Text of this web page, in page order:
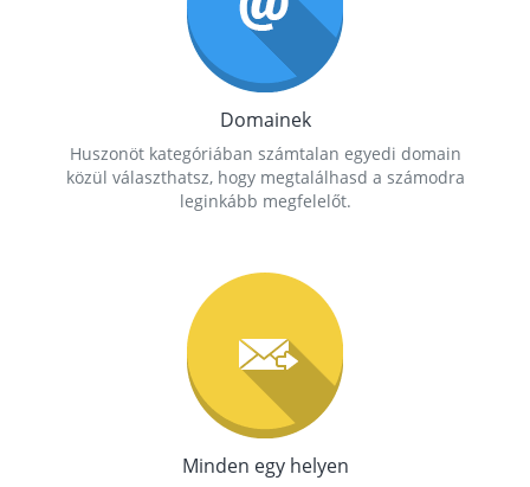
Domainek
Huszonöt kategóriában számtalan egyedi domain
közül választhatsz, hogy megtalálhasd a számodra
leginkább megfelelőt.
Minden egy helyen